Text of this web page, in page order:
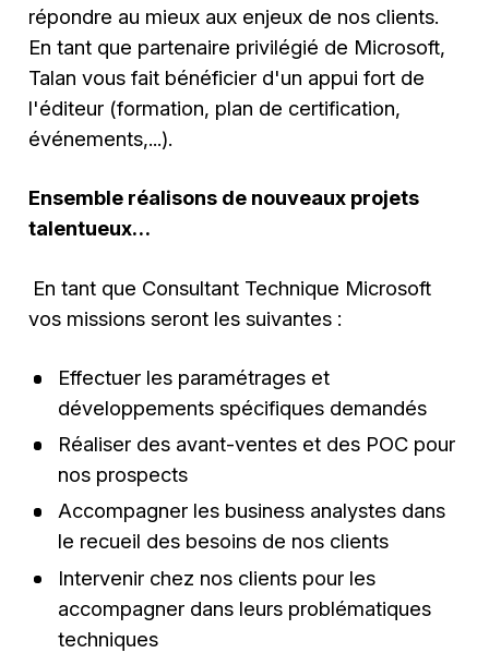
répondre au mieux aux enjeux de nos clients.
En tant que partenaire privilégié de Microsoft,
Talan vous fait bénéficier d'un appui fort de
l'éditeur (formation, plan de certification,
événements,...).
Ensemble réalisons de nouveaux projets
talentueux…
En tant que Consultant Technique Microsoft
vos missions seront les suivantes :
Effectuer les paramétrages et
développements spécifiques demandés
Réaliser des avant-ventes et des POC pour
nos prospects
Accompagner les business analystes dans
le recueil des besoins de nos clients
Intervenir chez nos clients pour les
accompagner dans leurs problématiques
techniques